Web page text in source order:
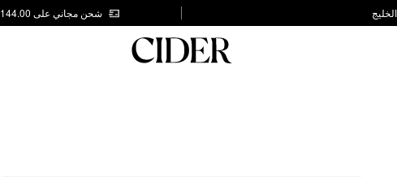
شحن مجاني على AED 144.00